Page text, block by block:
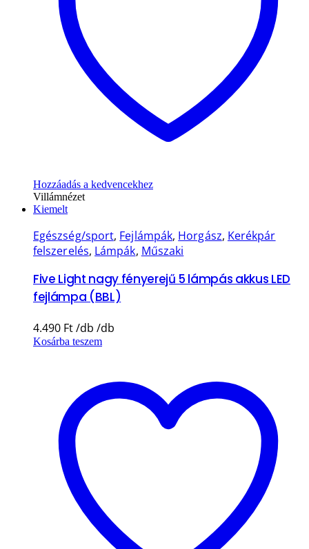
Hozzáadás a kedvencekhez
Villámnézet
Kiemelt
Egészség/sport, Fejlámpák, Horgász, Kerékpár
felszerelés, Lámpák, Műszaki
Five Light nagy fényerejű 5 lámpás akkus LED
fejlámpa (BBL)
4.490 Ft
Kosárba teszem